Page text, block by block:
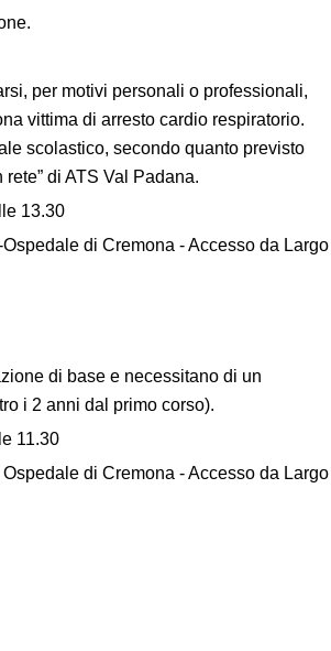
per motivi personali o professionali,
vittima di arresto cardio respiratorio.
scolastico, secondo quanto previsto
di ATS Val Padana.
13.30
di Cremona - Accesso da Largo
di base e necessitano di un
i 2 anni dal primo corso).
11.30
di Cremona - Accesso da Largo